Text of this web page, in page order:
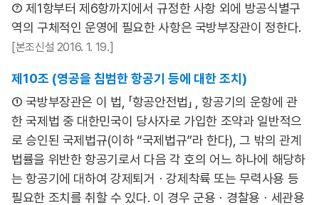
⑦ 제1항부터 제6항까지에서 규정한 사항 외에 방공식별구
역의 구체적인 운영에 필요한 사항은 국방부장관이 정한다.
[본조신설 2016. 1. 19.]
제10조 (영공을 침범한 항공기 등에 대한 조치)
① 국방부장관은 이 법, 「항공안전법」 , 항공기의 운항에 관
한 국제법 중 대한민국이 당사자로 가입한 조약과 일반적으
로 승인된 국제법규(이하 “국제법규”라 한다), 그 밖의 관계
법률을 위반한 항공기로서 다음 각 호의 어느 하나에 해당하
는 항공기에 대하여 강제퇴거ㆍ강제착륙 또는 무력사용 등
필요한 조치를 취할 수 있다. 이 경우 군용ㆍ경찰용ㆍ세관용